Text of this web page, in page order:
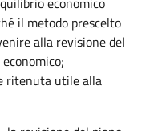
il metodo prescelto
alla revisione del
ritenuta utile alla